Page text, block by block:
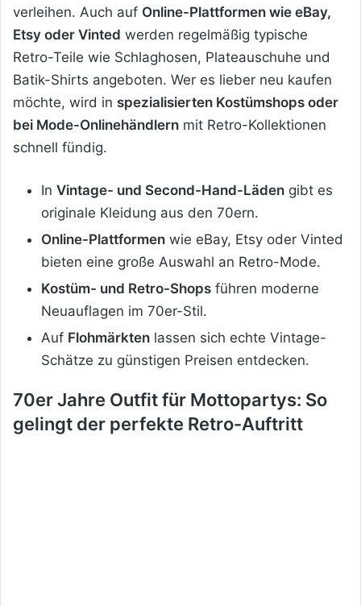
verleihen. Auch auf Online-Plattformen wie eBay,
Etsy oder Vinted werden regelmäßig typische
Retro-Teile wie Schlaghosen, Plateauschuhe und
Batik-Shirts angeboten. Wer es lieber neu kaufen
möchte, wird in spezialisierten Kostümshops oder
bei Mode-Onlinehändlern mit Retro-Kollektionen
schnell fündig.
In Vintage- und Second-Hand-Läden gibt es
originale Kleidung aus den 70ern.
Online-Plattformen wie eBay, Etsy oder Vinted
bieten eine große Auswahl an Retro-Mode.
Kostüm- und Retro-Shops führen moderne
Neuauflagen im 70er-Stil.
Auf Flohmärkten lassen sich echte Vintage-
Schätze zu günstigen Preisen entdecken.
70er Jahre Outfit für Mottopartys: So
gelingt der perfekte Retro-Auftritt